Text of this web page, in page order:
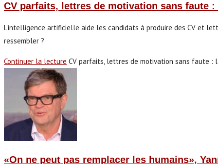
CV parfaits, lettres de motivation sans faute
L’intelligence artificielle aide les candidats à produire des CV et
ressembler ?
Continuer la lecture CV parfaits, lettres de motivation sans faute :
«On ne peut pas remplacer les humains»,